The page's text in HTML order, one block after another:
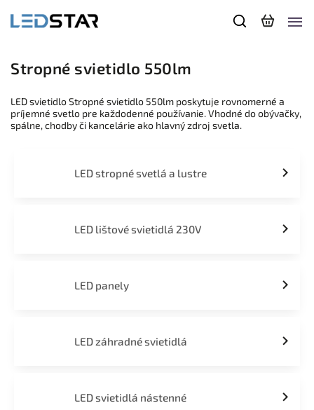
Stropné svietidlo 550lm
LED svietidlo Stropné svietidlo 550lm poskytuje rovnomerné a
príjemné svetlo pre každodenné používanie. Vhodné do obývačky,
spálne, chodby či kancelárie ako hlavný zdroj svetla.
LED stropné svetlá a lustre
LED lištové svietidlá 230V
LED panely
LED záhradné svietidlá
LED svietidlá nástenné